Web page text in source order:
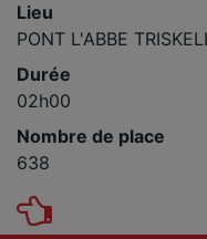
Lieu
PONT L'ABBE
Durée
02h00
Nombre de place
638